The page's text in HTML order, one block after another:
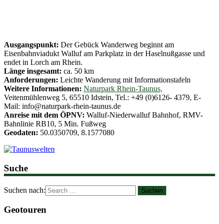
Ausgangspunkt: Der Gebück Wanderweg beginnt am
Eisenbahnviadukt Walluf am Parkplatz in der Haselnußgasse und
endet in Lorch am Rhein.
Länge insgesamt: ca. 50 km
Anforderungen: Leichte Wanderung mit Informationstafeln
Weitere Informationen: Naturpark Rhein-Taunus,
Veitenmühlenweg 5, 65510 Idstein, Tel.: +49 (0)6126- 4379, E-
Mail: info@naturpark-rhein-taunus.de
Anreise mit dem ÖPNV: Walluf-Niederwalluf Bahnhof, RMV-
Bahnlinie RB10, 5 Min. Fußweg
Geodaten: 50.0350709, 8.1577080
Suche
Suchen nach:
Geotouren